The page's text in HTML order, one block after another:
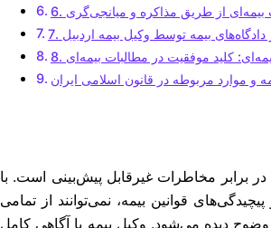
بیمه‌ای از طریق مذاکره و میانجی‌گری
دادگاه‌های بیمه توسط وکیل بیمه اردبیل
کلید موفقیت در مطالبات بیمه‌ای
و موارد مربوطه در قانون اسلامی ایران
در برابر مخاطرات غیرقابل پیش‌بینی است. با
قوانین بیمه، نمی‌توانند از تمامی
دیده می‌شود. وکیل بیمه با آگاهی کامل